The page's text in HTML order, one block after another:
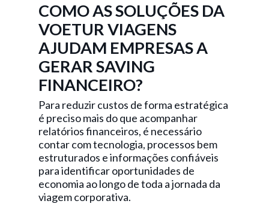
COMO AS SOLUÇÕES DA
VOETUR VIAGENS
AJUDAM EMPRESAS A
GERAR SAVING
FINANCEIRO?
Para reduzir custos de forma estratégica
é preciso mais do que acompanhar
relatórios financeiros, é necessário
contar com tecnologia, processos bem
estruturados e informações confiáveis
para identificar oportunidades de
economia ao longo de toda a jornada da
viagem corporativa.